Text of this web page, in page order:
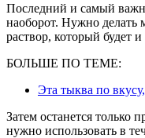
Последний и самый
наоборот. Нужно делать
раствор, который будет
БОЛЬШЕ ПО ТЕМЕ:
Эта тыква по
Затем останется только
нужно использовать в